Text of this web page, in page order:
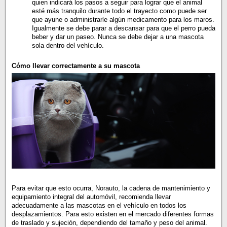
quien indicará los pasos a seguir para lograr que el animal
esté más tranquilo durante todo el trayecto como puede ser
que ayune o administrarle algún medicamento para los maros.
Igualmente se debe parar a descansar para que el perro pueda
beber y dar un paseo. Nunca se debe dejar a una mascota
sola dentro del vehículo.
Cómo llevar correctamente a su mascota
Para evitar que esto ocurra, Norauto, la cadena de mantenimiento y
equipamiento integral del automóvil, recomienda llevar
adecuadamente a las mascotas en el vehículo en todos los
desplazamientos. Para esto existen en el mercado diferentes formas
de traslado y sujeción, dependiendo del tamaño y peso del animal.